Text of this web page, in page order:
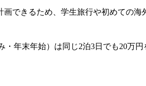
できるため、学生旅行や初めての海
・年末年始）は同じ2泊3日でも20万